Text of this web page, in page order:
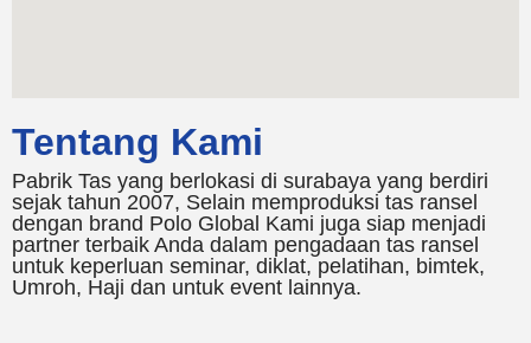
Tentang Kami
Pabrik Tas yang berlokasi di surabaya yang berdiri
sejak tahun 2007, Selain memproduksi tas ransel
dengan brand Polo Global Kami juga siap menjadi
partner terbaik Anda dalam pengadaan tas ransel
untuk keperluan seminar, diklat, pelatihan, bimtek,
Umroh, Haji dan untuk event lainnya.